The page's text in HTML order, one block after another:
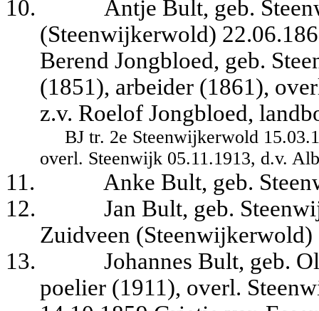
10.
Antje Bult, geb.
(Steenwijkerwold)
Berend Jongbloed, geb.
(1851), arbeider (1861),
z.v. Roelof Jongbloed,
BJ tr. 2e Steenwijkerwold
overl. Steenwijk 05.11.1913, d.v.
11.
Anke Bult, geb.
12.
Jan Bult, geb.
Zuidveen (Steenwijkerwold)
13.
Johannes Bult, geb.
poelier (1911), overl.